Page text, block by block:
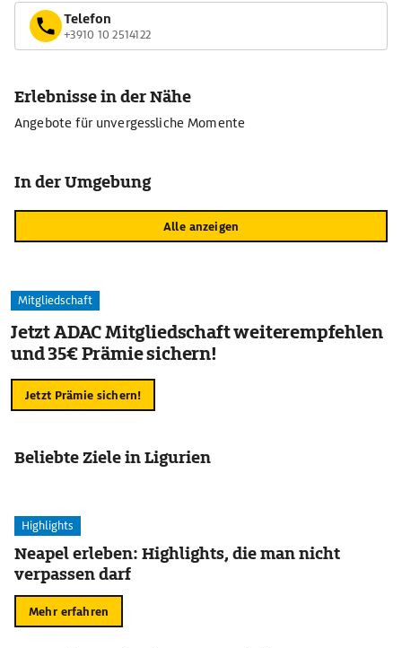
Telefon
+3910 10 2514122
Erlebnisse in der Nähe
Angebote für unvergessliche Momente
In der Umgebung
Alle anzeigen
Mitgliedschaft
Jetzt ADAC Mitgliedschaft weiterempfehlen
und 35€ Prämie sichern!
Jetzt Prämie sichern!
Beliebte Ziele in Ligurien
Highlights
Neapel erleben: Highlights, die man nicht
verpassen darf
Mehr erfahren